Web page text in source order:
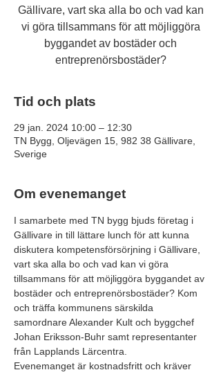
Gällivare, vart ska alla bo och vad kan
vi göra tillsammans för att möjliggöra
byggandet av bostäder och
entreprenörsbostäder?
Tid och plats
29 jan. 2024 10:00 – 12:30
TN Bygg, Oljevägen 15, 982 38 Gällivare,
Sverige
Om evenemanget
I samarbete med TN bygg bjuds företag i
Gällivare in till lättare lunch för att kunna
diskutera kompetensförsörjning i Gällivare,
vart ska alla bo och vad kan vi göra
tillsammans för att möjliggöra byggandet av
bostäder och entreprenörsbostäder? Kom
och träffa kommunens särskilda
samordnare Alexander Kult och byggchef
Johan Eriksson-Buhr samt representanter
från Lapplands Lärcentra.
Evenemanget är kostnadsfritt och kräver